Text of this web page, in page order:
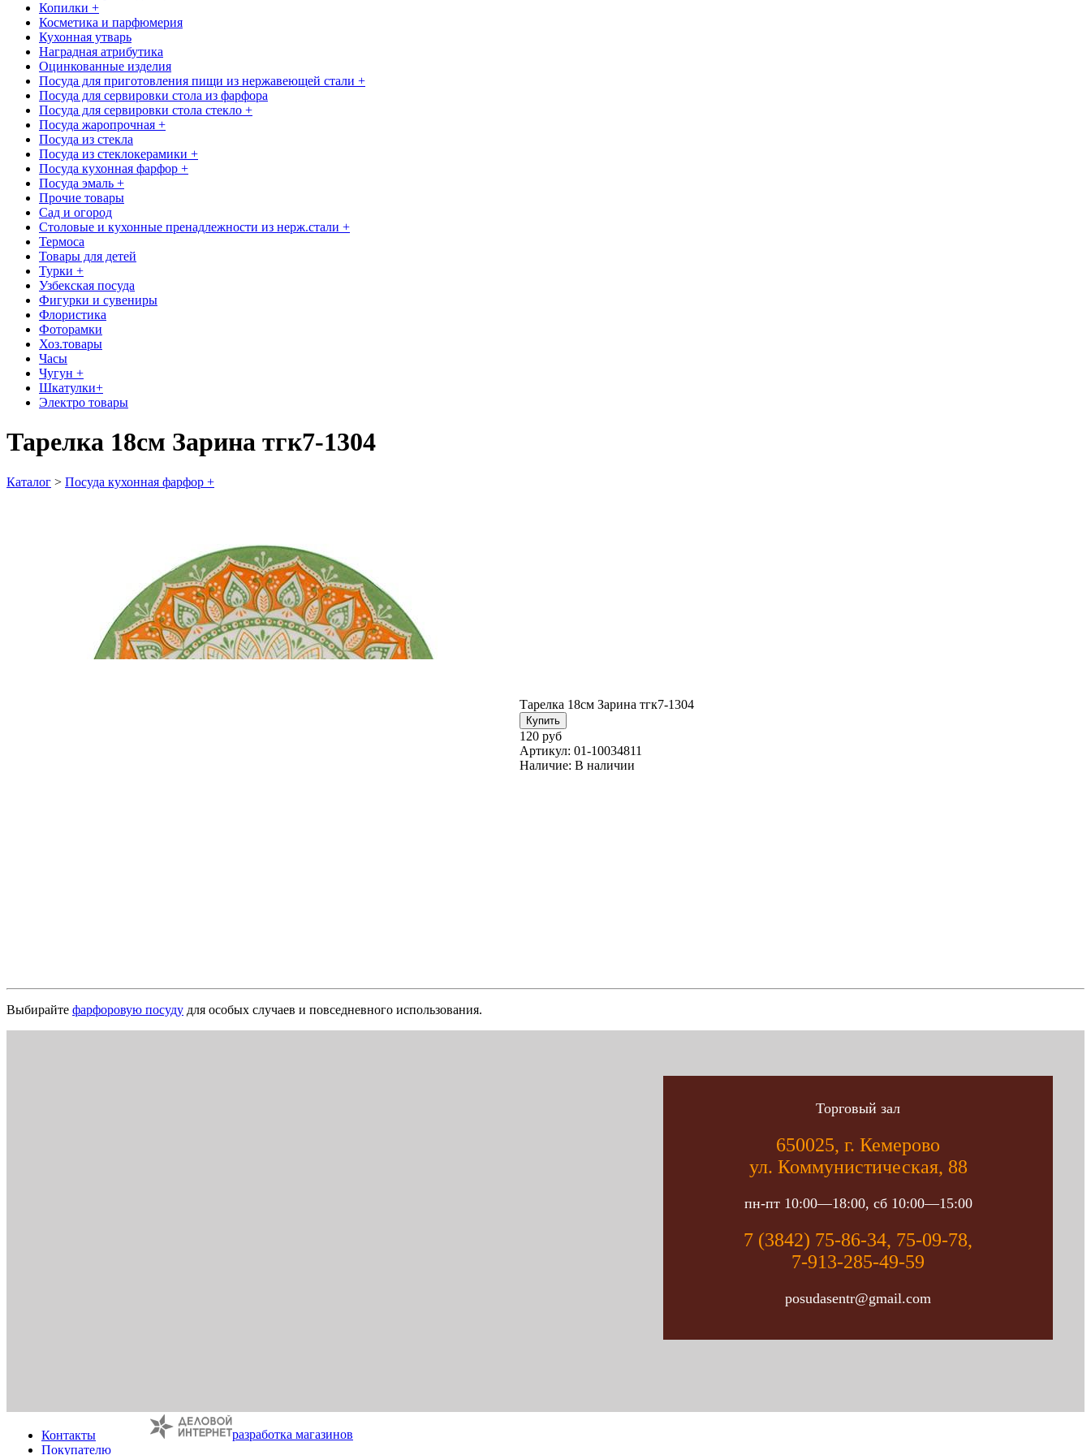
Копилки +
Косметика и парфюмерия
Кухонная утварь
Наградная атрибутика
Оцинкованные изделия
Посуда для приготовления пищи из нержавеющей стали +
Посуда для сервировки стола из фарфора
Посуда для сервировки стола стекло +
Посуда жаропрочная +
Посуда из стекла
Посуда из стеклокерамики +
Посуда кухонная фарфор +
Посуда эмаль +
Прочие товары
Сад и огород
Столовые и кухонные пренадлежности из нерж.стали +
Термоса
Товары для детей
Турки +
Узбекская посуда
Фигурки и сувениры
Флористика
Фоторамки
Хоз.товары
Часы
Чугун +
Шкатулки+
Электро товары
Тарелка 18см Зарина тгк7-1304
Каталог > Посуда кухонная фарфор +
Тарелка 18см Зарина тгк7-1304
120 руб
Артикул: 01-10034811
Наличие: В наличии
Выбирайте фарфоровую посуду для особых случаев и повседневного использования.
Торговый зал
650025, г. Кемерово
ул. Коммунистическая, 88
пн-пт 10:00—18:00, сб 10:00—15:00
7 (3842) 75-86-34, 75-09-78,
7-913-285-49-59
posudasentr@gmail.com
Контакты
Покупателю
разработка магазинов